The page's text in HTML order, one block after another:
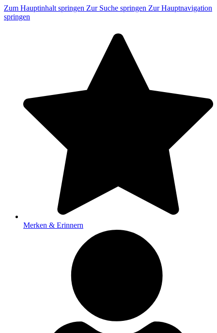
Zum Hauptinhalt springen Zur Suche springen Zur Hauptnavigation
springen
Merken & Erinnern